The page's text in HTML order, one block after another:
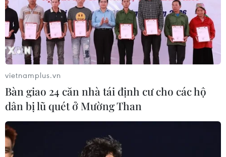
vietnamplus.vn
Bàn giao 24 căn nhà tái định cư cho các hộ
dân bị lũ quét ở Mường Than